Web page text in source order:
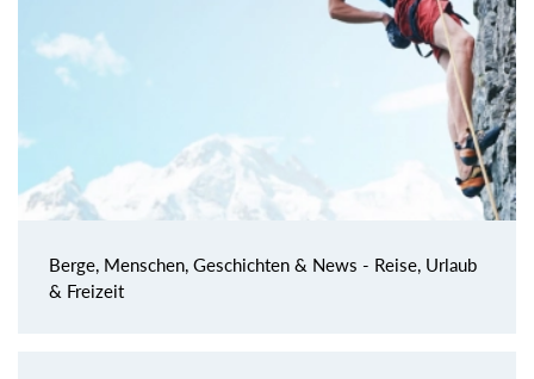
Berge, Menschen, Geschichten & News - Reise, Urlaub
& Freizeit